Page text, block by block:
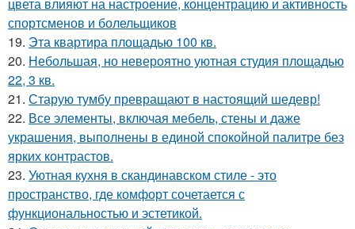
спортсменов и болельщиков
19. Эта квартира площадью 100 кв.
20. Небольшая, но невероятно уютная студия площадью
22, 3 кв.
21. Старую тумбу превращают в настоящий шедевр!
22. Все элементы, включая мебель, стены и даже
украшения, выполнены в единой спокойной палитре без
ярких контрастов.
23. Уютная кухня в скандинавском стиле - это
пространство, где комфорт сочетается с
функциональностью и эстетикой.